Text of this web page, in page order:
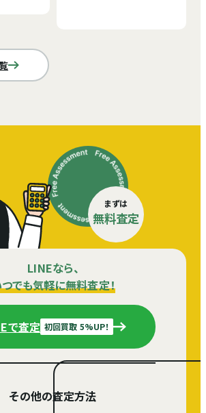
まずは
無料査定
LINEなら、
でも気軽に無料査定！
で査定 初回買取 5%UP！
その他の査定方法